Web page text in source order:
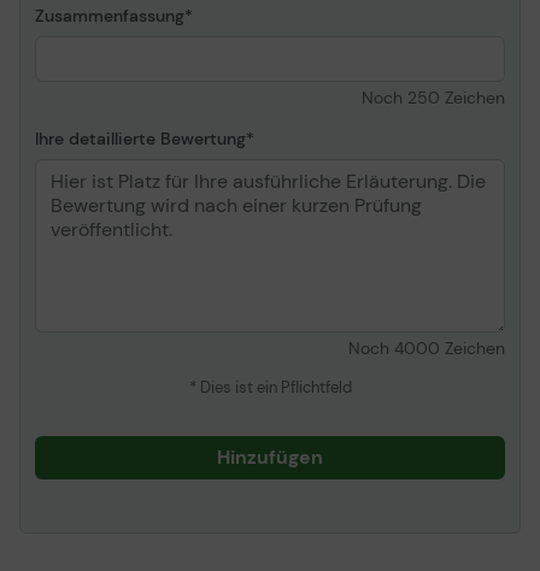
Zusammenfassung
Noch 250 Zeichen
Ihre detaillierte Bewertung
Noch 4000 Zeichen
* Dies ist ein Pflichtfeld
Hinzufügen